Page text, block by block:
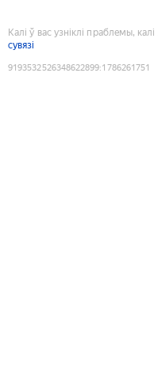
Калі ў вас узніклі праблемы,
сувязі
9193532526348622899:1786261751